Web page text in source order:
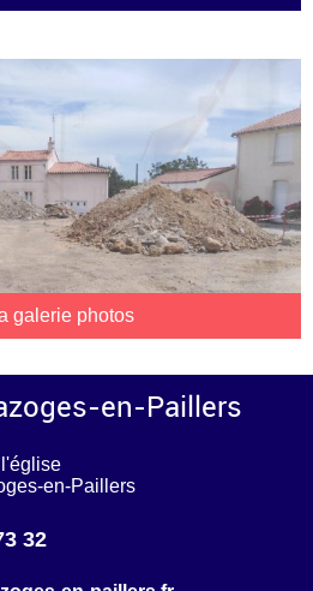
galerie photos
en-Paillers
en-Paillers
32